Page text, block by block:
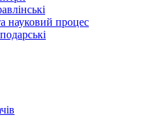
науковий процес